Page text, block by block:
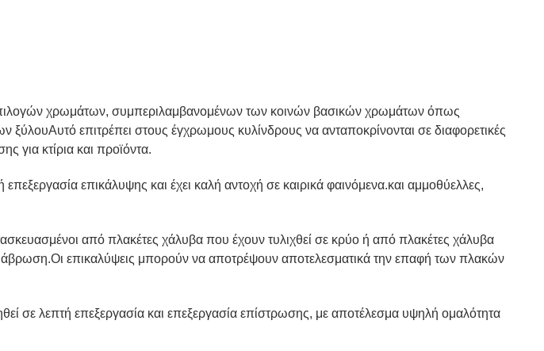
χρωμάτων, συμπεριλαμβανομένων των κοινών βασικών χρωμάτων όπως
επιτρέπει στους έγχρωμους κυλίνδρους να ανταποκρίνονται σε διαφορετικές
για κτίρια και προϊόντα.
επικάλυψης και έχει καλή αντοχή σε καιρικά φαινόμενα.και αμμοθύελλες,
από πλακέτες χάλυβα που έχουν τυλιχθεί σε κρύο ή από πλακέτες χάλυβα
επικαλύψεις μπορούν να αποτρέψουν αποτελεσματικά την επαφή των πλακών
σε λεπτή επεξεργασία και επεξεργασία επίστρωσης, με αποτέλεσμα υψηλή ομαλότητα